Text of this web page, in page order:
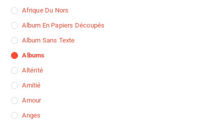
Afrique Du Nors
Album En Papiers Découpés
Album Sans Texte
Albums
Altérité
Amitié
Amour
Anges